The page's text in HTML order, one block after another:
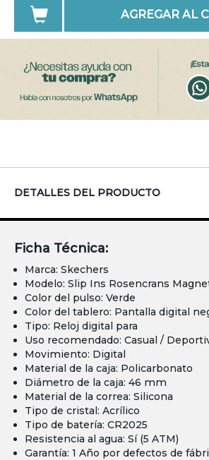
AGREGAR AL
DETALLES DEL PRODUCTO
Ficha Técnica:
Marca: Skechers
Modelo: Slip Ins Rosencrans
Color del pulso: Verde
Color del tablero: Pantalla digital
Tipo: Reloj digital para
Uso recomendado: Casual /
Movimiento: Digital
Material de la caja: Policarbonato
Diámetro de la caja: 46 mm
Material de la correa: Silicona
Tipo de cristal: Acrílico
Tipo de batería: CR2025
Resistencia al agua: Sí (5 ATM)
Garantía: 1 Año por defectos de